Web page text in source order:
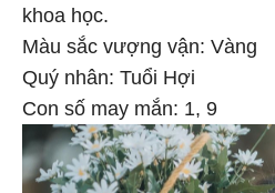
khoa học.
Màu sắc vượng vận: Vàng
Quý nhân: Tuổi Hợi
Con số may mắn: 1, 9